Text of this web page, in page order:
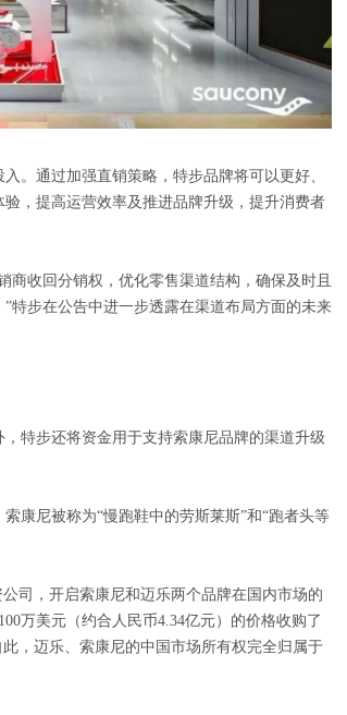
。通过加强直销策略，特步品牌将可以更好、
，提高运营效率及推进品牌升级，提升消费者
商收回分销权，优化零售渠道结构，确保及时且
特步在公告中进一步透露在渠道布局方面的未来
特步还将资金用于支持索康尼品牌的渠道升级
康尼被称为“慢跑鞋中的劳斯莱斯”和“跑者头等
司，开启索康尼和迈乐两个品牌在国内市场的
万美元（约合人民币4.34亿元）的价格收购了
，迈乐、索康尼的中国市场所有权完全归属于